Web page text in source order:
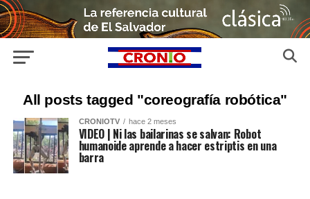
All posts tagged "coreografía robótica"
CRONIOTV hace 2 meses
VIDEO | Ni las bailarinas se salvan: Robot
humanoide aprende a hacer estriptis en una
barra